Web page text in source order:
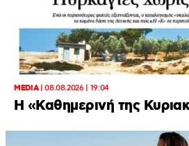
MEDIA|08.08.2026 | 19:04
H «Καθημερινή της